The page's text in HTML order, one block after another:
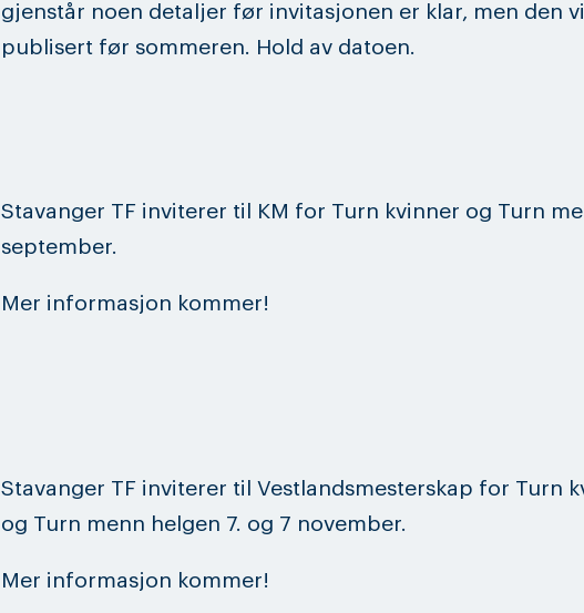
gjenstår noen detaljer før invitasjonen er klar, men den
publisert før sommeren. Hold av datoen.
Stavanger TF inviterer til KM for Turn kvinner og Turn
september.
Mer informasjon kommer!
Stavanger TF inviterer til Vestlandsmesterskap for Turn
og Turn menn helgen 7. og 7 november.
Mer informasjon kommer!